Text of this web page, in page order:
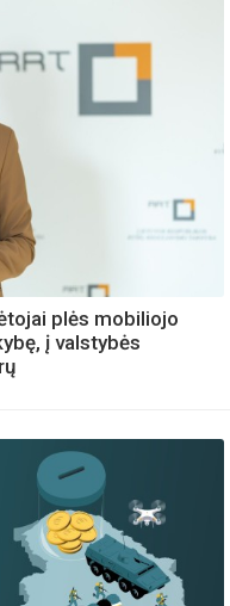
plės mobiliojo
į valstybės